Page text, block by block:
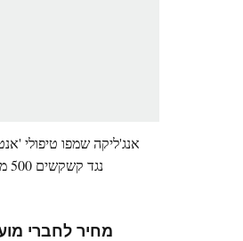
אנג'ליקה שמפו טיפולי
נגד קשקשים 500 מ"ל
מחיר לחברי